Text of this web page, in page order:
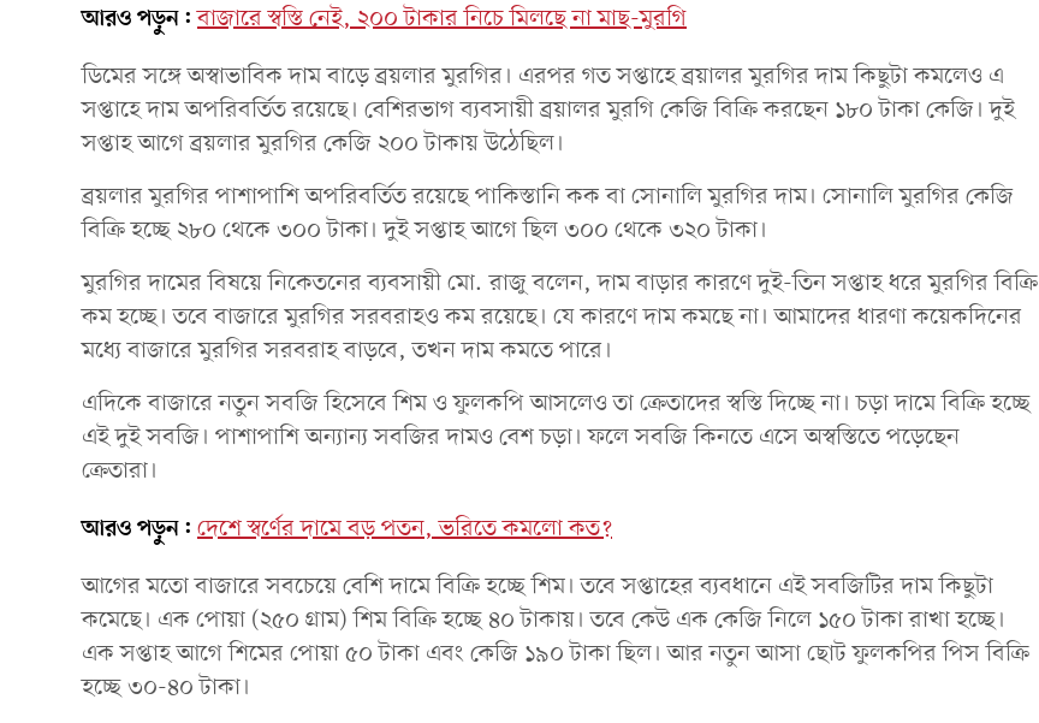
আরও পড়ুন: বাজারে স্বস্তি নেই, ২০০ টাকার নিচে মিলছে না মাছ-মুরগি
ডিমের সঙ্গে অস্বাভাবিক দাম বাড়ে ব্রয়লার মুরগির। এরপর গত সপ্তাহে ব্রয়ালর মুরগির দাম কিছুটা কমলেও এ
সপ্তাহে দাম অপরিবর্তিত রয়েছে। বেশিরভাগ ব্যবসায়ী ব্রয়ালর মুরগি কেজি বিক্রি করছেন ১৮০ টাকা কেজি। দুই
সপ্তাহ আগে ব্রয়লার মুরগির কেজি ২০০ টাকায় উঠেছিল।
ব্রয়লার মুরগির পাশাপাশি অপরিবর্তিত রয়েছে পাকিস্তানি কক বা সোনালি মুরগির দাম। সোনালি মুরগির কেজি
বিক্রি হচ্ছে ২৮০ থেকে ৩০০ টাকা। দুই সপ্তাহ আগে ছিল ৩০০ থেকে ৩২০ টাকা।
মুরগির দামের বিষয়ে নিকেতনের ব্যবসায়ী মো. রাজু বলেন, দাম বাড়ার কারণে দুই-তিন সপ্তাহ ধরে মুরগির বিক্রি
কম হচ্ছে। তবে বাজারে মুরগির সরবরাহও কম রয়েছে। যে কারণে দাম কমছে না। আমাদের ধারণা কয়েকদিনের
মধ্যে বাজারে মুরগির সরবরাহ বাড়বে, তখন দাম কমতে পারে।
এদিকে বাজারে নতুন সবজি হিসেবে শিম ও ফুলকপি আসলেও তা ক্রেতাদের স্বস্তি দিচ্ছে না। চড়া দামে বিক্রি হচ্ছে
এই দুই সবজি। পাশাপাশি অন্যান্য সবজির দামও বেশ চড়া। ফলে সবজি কিনতে এসে অস্বস্তিতে পড়েছেন
ক্রেতারা।
আরও পড়ুন: দেশে স্বর্ণের দামে বড় পতন, ভরিতে কমলো কত?
আগের মতো বাজারে সবচেয়ে বেশি দামে বিক্রি হচ্ছে শিম। তবে সপ্তাহের ব্যবধানে এই সবজিটির দাম কিছুটা
কমেছে। এক পোয়া (২৫০ গ্রাম) শিম বিক্রি হচ্ছে ৪০ টাকায়। তবে কেউ এক কেজি নিলে ১৫০ টাকা রাখা হচ্ছে।
এক সপ্তাহ আগে শিমের পোয়া ৫০ টাকা এবং কেজি ১৯০ টাকা ছিল। আর নতুন আসা ছোট ফুলকপির পিস বিক্রি
হচ্ছে ৩০-৪০ টাকা।